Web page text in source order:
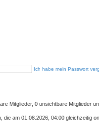
Ich habe mein Passwort
Mitglieder, 0 unsichtbare Mitglieder
die am 01.08.2026, 04:00 gleichzeitig